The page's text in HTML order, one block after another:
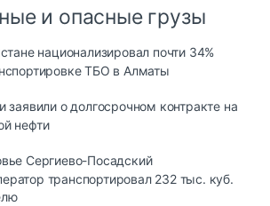
и опасные грузы
национализировал почти 34%
ТБО в Алматы
заявили о долгосрочном контракте на
нефти
Сергиево-Посадский
транспортировал 232 тыс. куб.